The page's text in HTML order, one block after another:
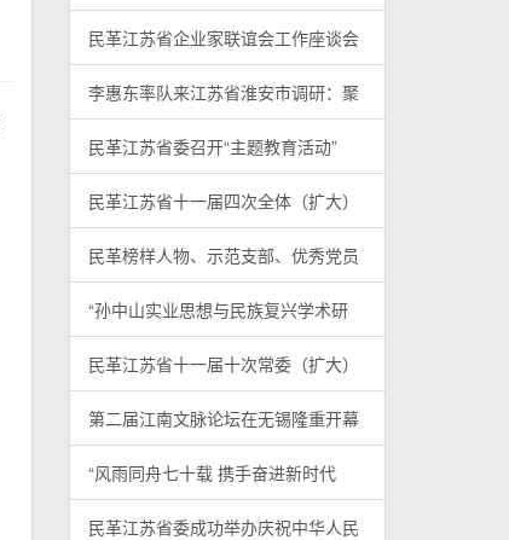
民革江苏省企业家联谊会工作座谈会
李惠东率队来江苏省淮安市调研：聚
民革江苏省委召开“主题教育活动”
民革江苏省十一届四次全体（扩大）
民革榜样人物、示范支部、优秀党员
“孙中山实业思想与民族复兴学术研
民革江苏省十一届十次常委（扩大）
第二届江南文脉论坛在无锡隆重开幕
“风雨同舟七十载 携手奋进新时代
民革江苏省委成功举办庆祝中华人民